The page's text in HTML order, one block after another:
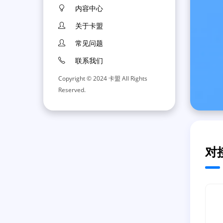
内容中心
关于卡盟
常见问题
联系我们
Copyright © 2024 卡盟 All Rights
Reserved.
对